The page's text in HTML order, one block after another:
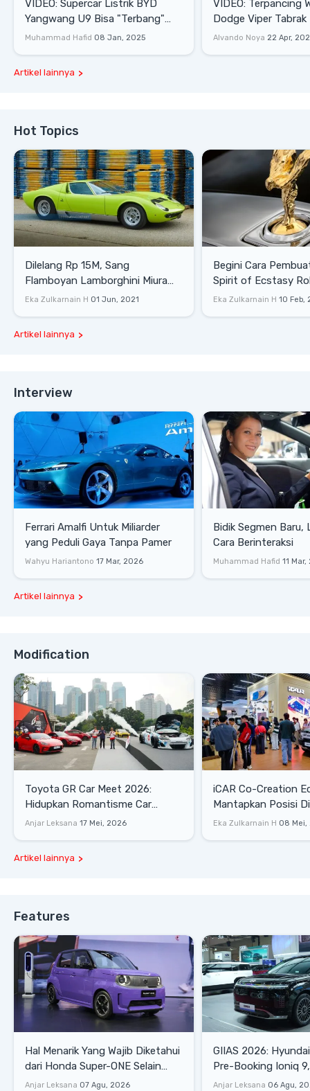
VIDEO: Supercar Listrik BYD
Yangwang U9 Bisa "Terbang"
Lewati Rintangan
Muhammad Hafid 08 Jan, 2025
VIDEO: Terpancing
Dodge Viper Tabrak
Saat Burnout
Alvando Noya 22 Apr,
Artikel lainnya
Hot Topics
Dilelang Rp 15M, Sang
Flamboyan Lamborghini Miura
P400 S
Eka Zulkarnain H 01 Jun, 2021
Begini Cara
Spirit of Ecstasy
Eka Zulkarnain H 10 Feb,
Artikel lainnya
Interview
Ferrari Amalfi Untuk Miliarder
yang Peduli Gaya Tanpa Pamer
Wahyu Hariantono 17 Mar, 2026
Bidik Segmen Baru,
Cara Berinteraksi
Muhammad Hafid 11
Artikel lainnya
Modification
Toyota GR Car Meet 2026:
Hidupkan Romantisme Car
Culture Era 90-an
Anjar Leksana 17 Mei, 2026
iCAR Co-Creation
Mantapkan Posisi
Gaya Hidup
Eka Zulkarnain H 08 Mei,
Artikel lainnya
Features
Hal Menarik Yang Wajib Diketahui
dari Honda Super-ONE Selain
Harga
Anjar Leksana 07 Agu, 2026
GIIAS 2026:
Pre-Booking Ioniq
Rp1,49 Miliar
Anjar Leksana 06 Agu,